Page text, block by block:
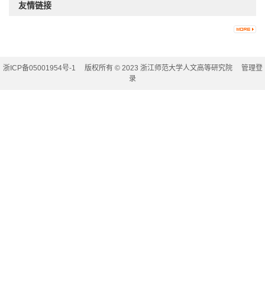
友情链接
浙ICP备05001954号-1 版权所有 © 2023 浙江师范大学人文高等研究院 管理登
录